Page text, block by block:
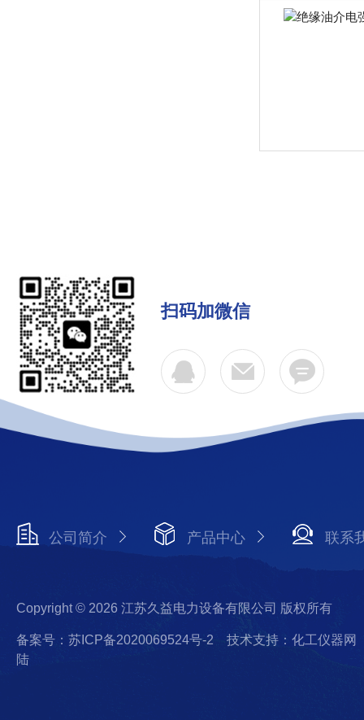
扫码加微信
公司简介 产品中心 联系
Copyright © 2026 江苏久益电力设备有限公司 版权所有
备案号：苏ICP备2020069524号-2
技术支持：化工仪器网
陆